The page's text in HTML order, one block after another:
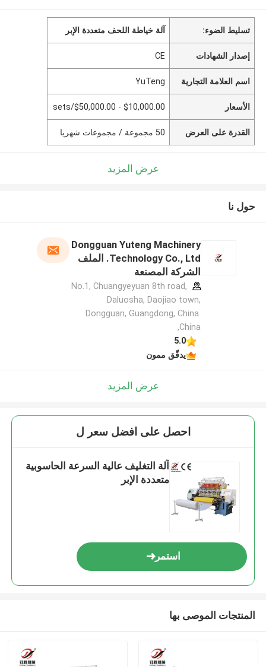
تسليط الضوء: آلة خياطة اللحف متعددة الإبر
إصدار الشهادات CE
اسم العلامة التجارية YuTeng
الأسعار $10,000.00 - $50,000.00/sets
القدرة على العرض 50 مجموعة / مجموعات شهريا
عرض المزيد
حول نا
Dongguan Yuteng Machinery
Technology Co., Ltd. الملف
الشركة المصنعة
No.1, Chuangyeyuan 8th road,
Daluosha, Daojiao town,
Dongguan, Guangdong, China.
,China
5.0
يدقّق ممون
عرض المزيد
احصل على افضل سعر ل
آلة التغليف عالية السرعة الحاسوبية
متعددة الإبر
استمر
المنتجات الموصى بها